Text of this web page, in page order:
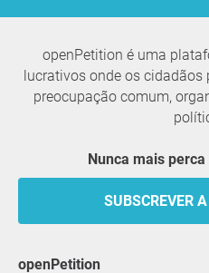
openPetition é uma
lucrativos onde os
preocupação comum,
Nunca mais
SUBSCREVER
openPetition